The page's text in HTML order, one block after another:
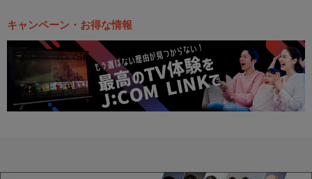
キャンペーン・お得な情報